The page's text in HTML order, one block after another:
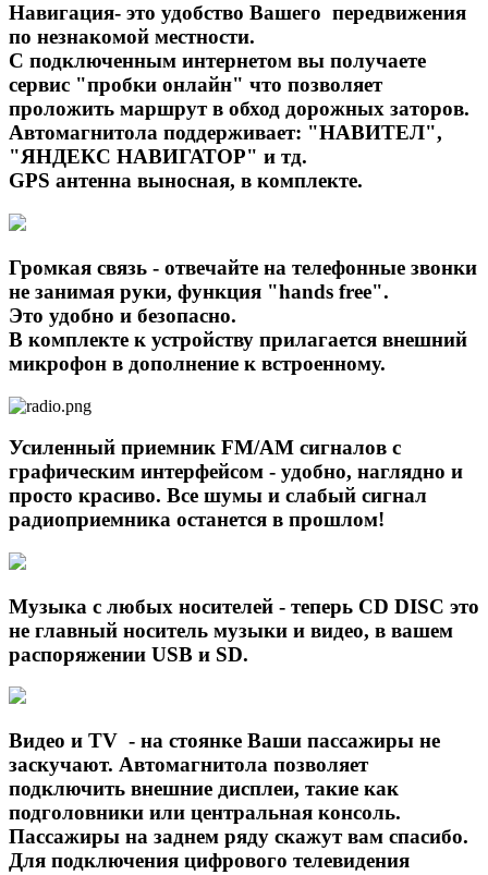
Навигация- это удобство Вашего передвижения
по незнакомой местности.
С подключенным интернетом вы получаете
сервис "пробки онлайн" что позволяет
проложить маршрут в обход дорожных заторов.
Автомагнитола поддерживает: "НАВИТЕЛ",
"ЯНДЕКС НАВИГАТОР" и тд.
GPS антенна выносная, в комплекте.
Громкая связь - отвечайте на телефонные звонки
не занимая руки, функция "hands free".
Это удобно и безопасно.
В комплекте к устройству прилагается внешний
микрофон в дополнение к встроенному.
Усиленный приемник FM/AM сигналов с
графическим интерфейсом - удобно, наглядно и
просто красиво. Все шумы и слабый сигнал
радиоприемника останется в прошлом!
Музыка с любых носителей - теперь CD DISC это
не главный носитель музыки и видео, в вашем
распоряжении USB и SD.
Видео и TV - на стоянке Ваши пассажиры не
заскучают. Автомагнитола позволяет
подключить внешние дисплеи, такие как
подголовники или центральная консоль.
Пассажиры на заднем ряду скажут вам спасибо.
Для подключения цифрового телевидения